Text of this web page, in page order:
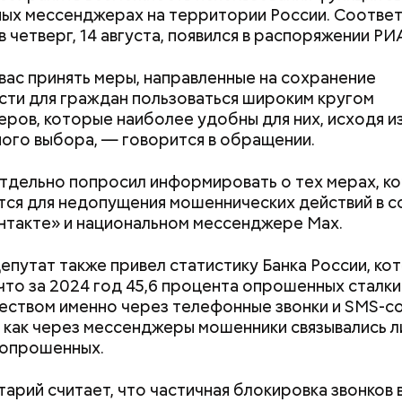
мессенджерах на территории России.
четверг, 14 августа, появился в распоряжении
принять меры, направленные на сохранение
для граждан пользоваться широким кругом
которые наиболее удобны для них, исходя
выбора, — говорится в обращении.
попросил информировать о тех мерах,
для недопущения мошеннических действий в
и национальном мессенджере Max.
также привел статистику Банка России,
за 2024 год 45,6 процента опрошенных
именно через телефонные звонки и SMS-
через мессенджеры мошенники связывались
считает, что частичная блокировка звонков
порезанные кубиками, нужно легко обжарить на
К ним добавляются зелень петрушки, чеснок,
масло. Получается очень вкусно, — поделился
предупредила: не для всех дыня может
первую очередь ее стоит есть с
распространенные борщ, щи, котлеты, салаты,
сыром, пироги, омлет, запеканка. Щавеля там
немного, поэтому никакого вреда от него не
рацион питания человека, тем лучше.
вероятность возникновения дефицитов